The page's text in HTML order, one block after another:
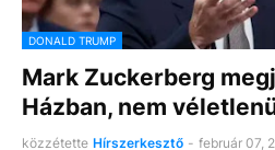
DONALD TRUMP
Mark Zuckerberg
Házban, nem
közzétette Hírszerkesztő - február 07,